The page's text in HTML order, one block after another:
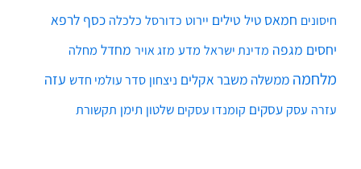
חיסונים חמאס טיל טילים יירוט כדורסל כלכלה כסף לרפא
יחסים מגפה מדינת ישראל מדע מזג אויר מחדל מחלה
מלחמה ממשלה משבר אקלים ניצחון סדר עולמי חדש עזה
עזרה עסק עסקים קומנדו עסקים שלטון תימן תקשורת